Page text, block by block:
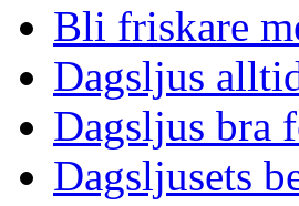
Bli friskare
Dagsljus
Dagsljus bra
Dagsljusets